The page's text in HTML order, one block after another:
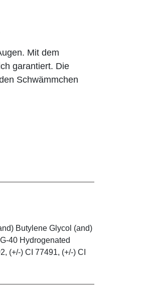
Mit dem
garantiert. Die
Schwämmchen
Butylene Glycol (and)
40 Hydrogenated
(+/-) CI 77491, (+/-) CI